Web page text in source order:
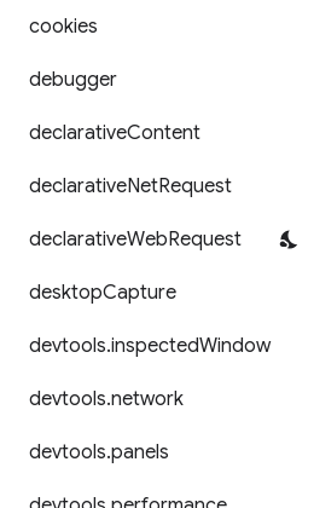
cookies
debugger
declarativeContent
declarativeNetRequest
declarativeWebRequest
desktopCapture
devtools.inspectedWindow
devtools.network
devtools.panels